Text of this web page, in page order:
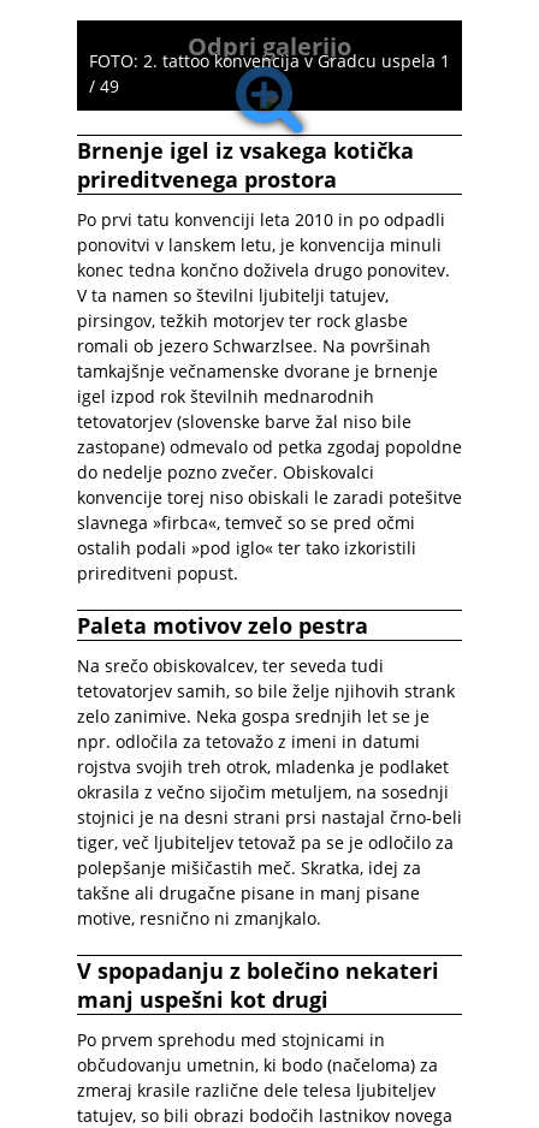
Odpri galerijo
FOTO: 2. tattoo konvencija v Gradcu uspela 1
/ 49
Brnenje igel iz vsakega kotička
prireditvenega prostora
Po prvi tatu konvenciji leta 2010 in po odpadli
ponovitvi v lanskem letu, je konvencija minuli
konec tedna končno doživela drugo ponovitev.
V ta namen so številni ljubitelji tatujev,
pirsingov, težkih motorjev ter rock glasbe
romali ob jezero Schwarzlsee. Na površinah
tamkajšnje večnamenske dvorane je brnenje
igel izpod rok številnih mednarodnih
tetovatorjev (slovenske barve žal niso bile
zastopane) odmevalo od petka zgodaj popoldne
do nedelje pozno zvečer. Obiskovalci
konvencije torej niso obiskali le zaradi potešitve
slavnega »firbca«, temveč so se pred očmi
ostalih podali »pod iglo« ter tako izkoristili
prireditveni popust.
Paleta motivov zelo pestra
Na srečo obiskovalcev, ter seveda tudi
tetovatorjev samih, so bile želje njihovih strank
zelo zanimive. Neka gospa srednjih let se je
npr. odločila za tetovažo z imeni in datumi
rojstva svojih treh otrok, mladenka je podlaket
okrasila z večno sijočim metuljem, na sosednji
stojnici je na desni strani prsi nastajal črno-beli
tiger, več ljubiteljev tetovaž pa se je odločilo za
polepšanje mišičastih meč. Skratka, idej za
takšne ali drugačne pisane in manj pisane
motive, resnično ni zmanjkalo.
V spopadanju z bolečino nekateri
manj uspešni kot drugi
Po prvem sprehodu med stojnicami in
občudovanju umetnin, ki bodo (načeloma) za
zmeraj krasile različne dele telesa ljubiteljev
tatujev, so bili obrazi bodočih lastnikov novega